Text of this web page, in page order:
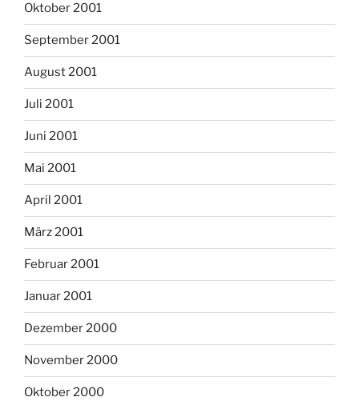
Oktober 2001
September 2001
August 2001
Juli 2001
Juni 2001
Mai 2001
April 2001
März 2001
Februar 2001
Januar 2001
Dezember 2000
November 2000
Oktober 2000